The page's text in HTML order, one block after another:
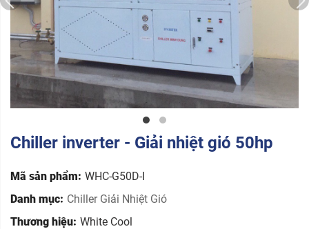
Chiller inverter - Giải nhiệt gió 50hp
Mã sản phẩm: WHC-G50D-I
Danh mục: Chiller Giải Nhiệt Gió
Thương hiệu: White Cool